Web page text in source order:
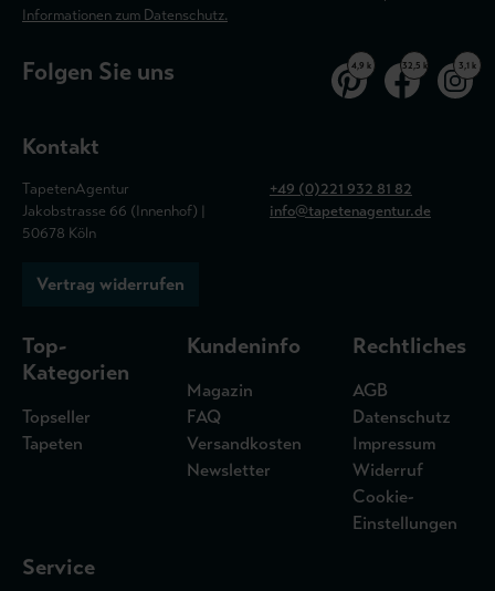
Informationen zum Datenschutz.
Folgen Sie uns 4,9 k 32,5 k 3,1 k
Kontakt
TapetenAgentur
Jakobstrasse 66 (Innenhof) |
50678 Köln
+49 (0)221 932 81 82
info@tapetenagentur.de
Vertrag widerrufen
Top-
Kategorien
Topseller
Tapeten
Kundeninfo
Magazin
FAQ
Versandkosten
Newsletter
Rechtliches
AGB
Datenschutz
Impressum
Widerruf
Cookie-
Einstellungen
Service